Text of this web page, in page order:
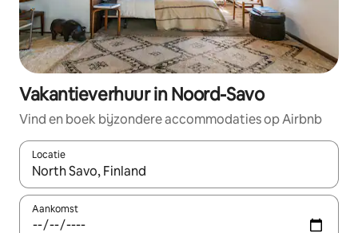
Vakantieverhuur in Noord-Savo
Vind en boek bijzondere accommodaties op Airbnb
Locatie
Wanneer er suggesties beschikbaar zijn, maak je een keuze
Aankomst